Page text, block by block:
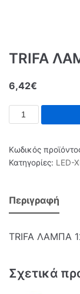
TRIFA
6,42€
Κωδικός
Κατηγορίες: LED-
Περιγραφή
TRIFA ΛΑΜΠΑ
Σχετικά